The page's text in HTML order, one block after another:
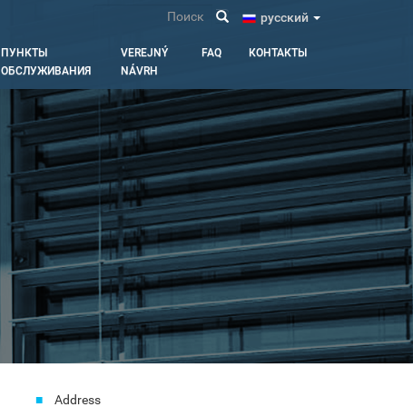
pусский
Поиск
ПУНКТЫ
ОБСЛУЖИВАНИЯ
VEREJNÝ
NÁVRH
FAQ КОНТАКТЫ
Address